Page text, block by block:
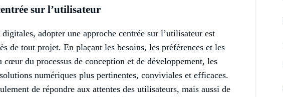
sur l’utilisateur
adopter une approche centrée sur l’utilisateur est
de tout projet. En plaçant les besoins, les préférences et les
cœur du processus de conception et de développement, les
numériques plus pertinentes, conviviales et efficaces.
de répondre aux attentes des utilisateurs, mais aussi de